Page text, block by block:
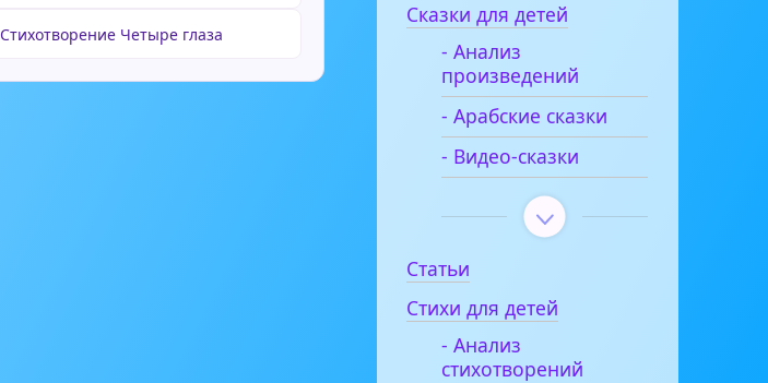
Стихотворение Четыре глаза
Сказки для детей
- Анализ
произведений
- Арабские сказки
- Видео-сказки
Статьи
Стихи для детей
- Анализ
стихотворений